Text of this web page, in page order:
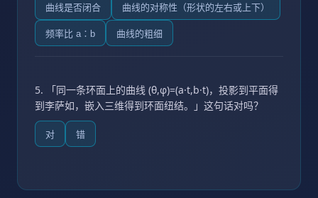
曲线是否闭合 曲线的对称性（形状的左右或上下）
频率比 a∶b 曲线的粗细
5. 「同一条环面上的曲线 (θ,φ)=(a·t,b·t)，投影到平面得
到李萨如，嵌入三维得到环面纽结。」这句话对吗？
对 错